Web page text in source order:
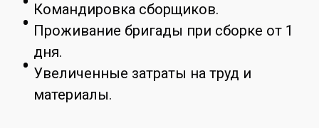
Командировка сборщиков.
Проживание бригады при сборке от 1
дня.
Увеличенные затраты на труд и
материалы.